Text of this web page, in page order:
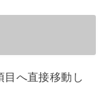
へ直接移動し